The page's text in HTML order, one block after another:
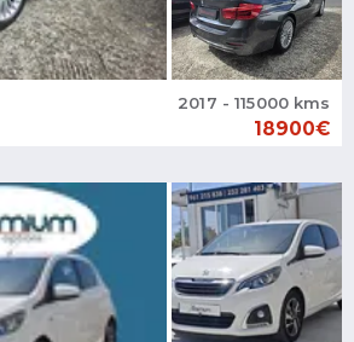
2017 - 115000 kms
18900€